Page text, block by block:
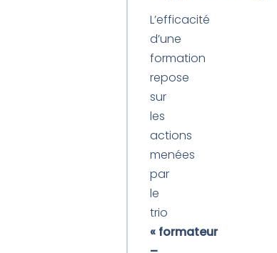
L’efficacité
d’une
formation
repose
sur
les
actions
menées
par
le
trio
« formateur